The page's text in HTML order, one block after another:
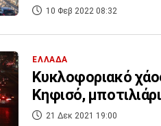
10 Φεβ 2022 08:32
ΕΛΛΑΔΑ
Κυκλοφοριακό
Κηφισό,
21 Δεκ 2021 19:00